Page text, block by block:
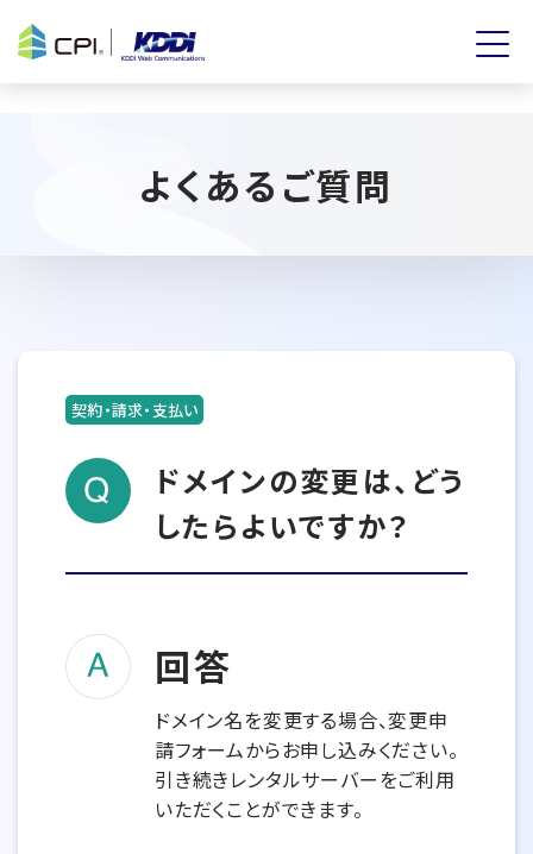
よくあるご質問
契約・請求・支払い
ドメインの変更は、どう
したらよいですか？
回答
ドメイン名を変更する場合、変更申
請フォームからお申し込みください。
引き続きレンタルサーバーをご利用
いただくことができます。